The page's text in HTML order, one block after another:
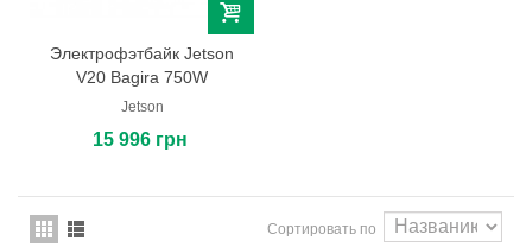
Электрофэтбайк Jetson
V20 Bagira 750W
Jetson
15 996 грн
Сортировать по